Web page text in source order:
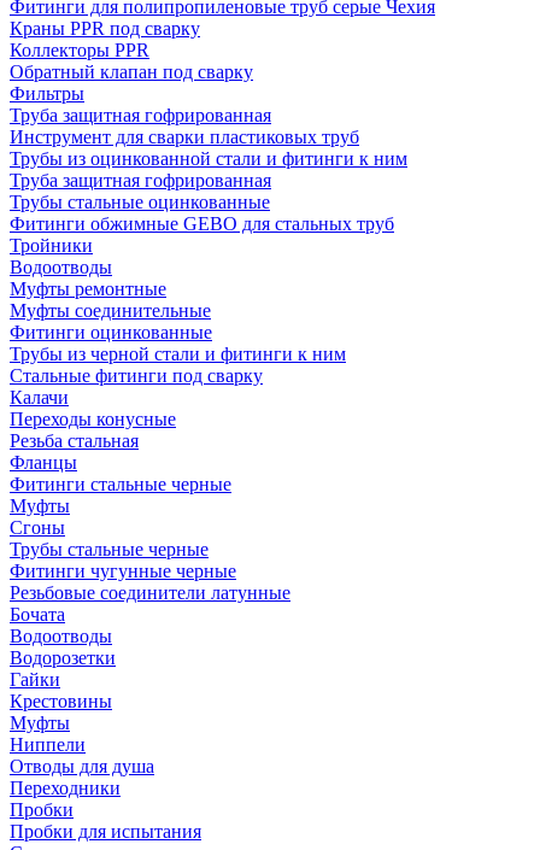
Фитинги для полипропиленовые труб серые Чехия
Краны PPR под сварку
Коллекторы PPR
Обратный клапан под сварку
Фильтры
Труба защитная гофрированная
Инструмент для сварки пластиковых труб
Трубы из оцинкованной стали и фитинги к ним
Труба защитная гофрированная
Трубы стальные оцинкованные
Фитинги обжимные GEBO для стальных труб
Тройники
Водоотводы
Муфты ремонтные
Муфты соединительные
Фитинги оцинкованные
Трубы из черной стали и фитинги к ним
Стальные фитинги под сварку
Калачи
Переходы конусные
Резьба стальная
Фланцы
Фитинги стальные черные
Муфты
Сгоны
Трубы стальные черные
Фитинги чугунные черные
Резьбовые соединители латунные
Бочата
Водоотводы
Водорозетки
Гайки
Крестовины
Муфты
Ниппели
Отводы для душа
Переходники
Пробки
Пробки для испытания